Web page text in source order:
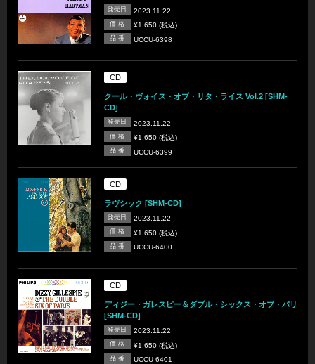
発売日 2023.11.22
価 格 ¥1,650 (税込)
品 番 UCCU-6398
CD
クール・ヴォイス・オブ・リタ・ライス Vol.2 [SHM-
CD]
発売日 2023.11.22
価 格 ¥1,650 (税込)
品 番 UCCU-6399
CD
ラヴシック [SHM-CD]
発売日 2023.11.22
価 格 ¥1,650 (税込)
品 番 UCCU-6400
CD
ディジー・ガレスピー＆ダブル・シックス・オブ・パリ
[SHM-CD]
発売日 2023.11.22
価 格 ¥1,650 (税込)
品 番 UCCU-6401